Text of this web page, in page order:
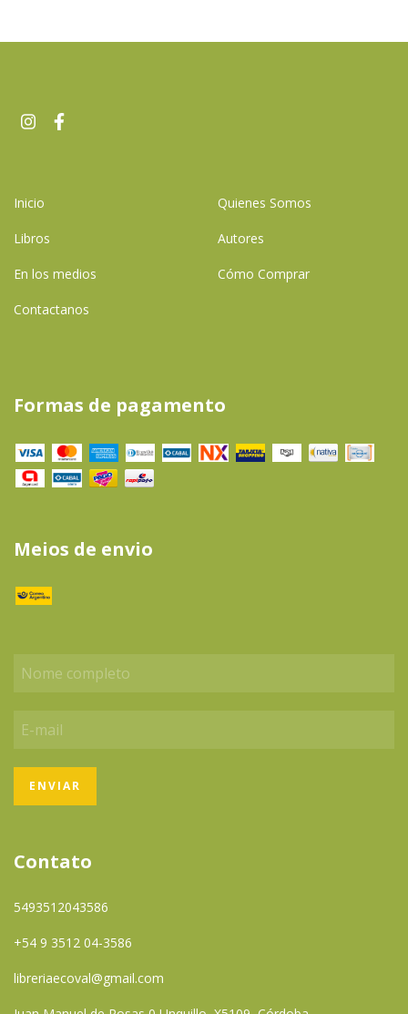
Inicio Quienes Somos
Libros Autores
En los medios Cómo Comprar
Contactanos
Formas de pagamento
Meios de envio
Contato
5493512043586
+54 9 3512 04-3586
libreriaecoval@gmail.com